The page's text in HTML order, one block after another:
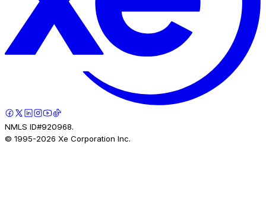
NMLS ID#920968.
© 1995-2026 Xe Corporation Inc.